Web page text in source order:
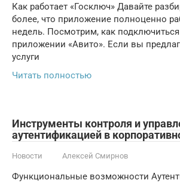
Как работает «Госключ» Давайте
более, что приложение полноценно
недель. Посмотрим, как
приложении «Авито». Если вы
услуги
Читать полностью
Инструменты контроля и
аутентификацией в
Новости Алексей Смирнов
Функциональные возможности